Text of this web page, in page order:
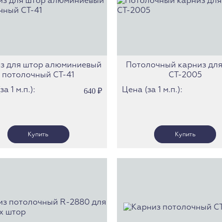
Карнизы
Карнизы
для штор алюминиевый
потолочный СТ-41
1 м.п.):
640 ₽
Потолочный карниз
СТ-2005
Цена (за 1 м.п.):